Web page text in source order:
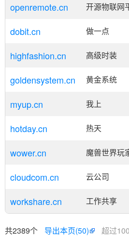
openremote.cn 开源物联网
dobit.cn 做一点
highfashion.cn 高级时装
goldensystem.cn 黄金系统
myup.cn 我上
hotday.cn 热天
wower.cn 魔兽世界玩
cloudcom.cn 云公司
workshare.cn 工作共享
共2389个 导出本页(50) 超过